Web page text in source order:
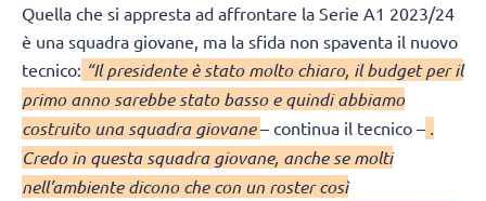
Quella che si appresta ad affrontare la Serie A1 2023/24
è una squadra giovane, ma la sfida non spaventa il nuovo
tecnico: “Il presidente è stato molto chiaro, il budget per il
primo anno sarebbe stato basso e quindi abbiamo
costruito una squadra giovane– continua il tecnico – .
Credo in questa squadra giovane, anche se molti
nell’ambiente dicono che con un roster così